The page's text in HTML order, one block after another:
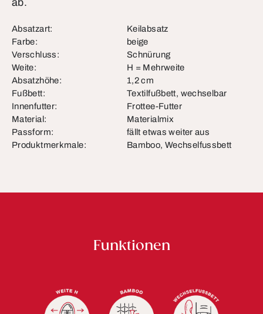
ab.
Absatzart:
Keilabsatz
Farbe:
beige
Verschluss:
Schnürung
Weite:
H = Mehrweite
Absatzhöhe:
1,2 cm
Fußbett:
Textilfußbett, wechselbar
Innenfutter:
Frottee-Futter
Material:
Materialmix
Passform:
fällt etwas weiter aus
Produktmerkmale:
Bamboo, Wechselfussbett
Funktionen